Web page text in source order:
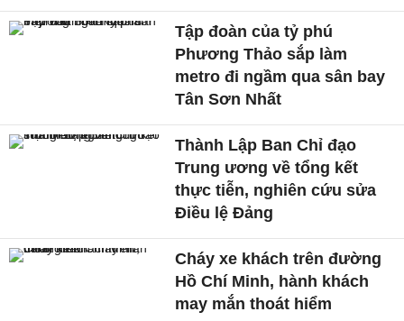
Tập đoàn của tỷ phú
Phương Thảo sắp làm
metro đi ngầm qua sân bay
Tân Sơn Nhất
Thành Lập Ban Chỉ đạo
Trung ương về tổng kết
thực tiễn, nghiên cứu sửa
Điều lệ Đảng
Cháy xe khách trên đường
Hồ Chí Minh, hành khách
may mắn thoát hiểm